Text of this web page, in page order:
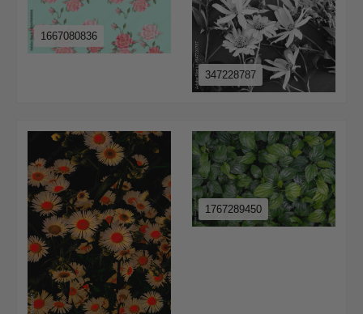
1667080836
347228787
1767289450